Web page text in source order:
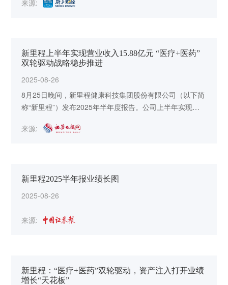
至20,000万元。
来源:
新里程上半年实现营业收入15.88亿元 “医疗+医药”
双轮驱动战略稳步推进
2025-08-26
8月25日晚间，新里程健康科技集团股份有限公司（以下简
称“新里程”）发布2025年半年度报告。公司上半年实现营
元。
来源:
新里程2025半年报业绩长图
2025-08-26
来源:
新里程：“医疗+医药”双轮驱动，资产注入打开业绩
增长“天花板”